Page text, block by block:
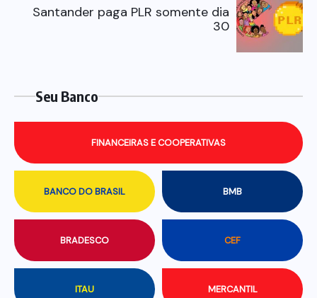
Santander paga PLR somente dia
30
Seu Banco
BANCO DO BRASIL BMB
BRADESCO CEF
FINANCEIRAS E COOPERATIVAS
ITAU MERCANTIL